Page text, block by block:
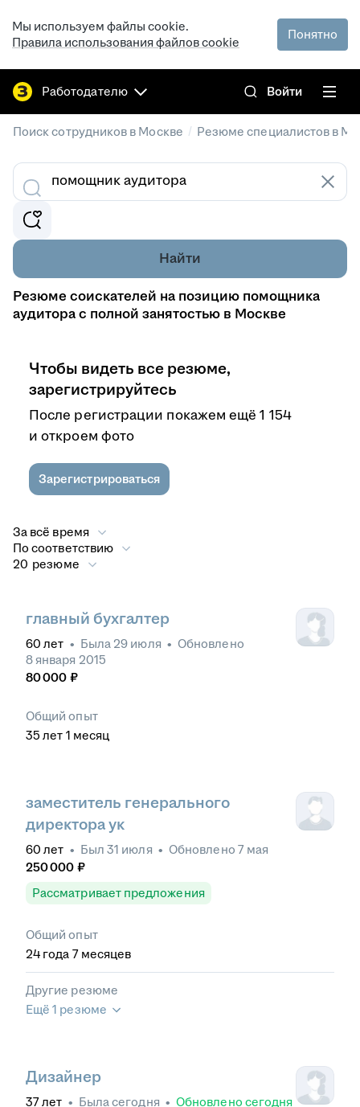
Мы используем файлы cookie.
Правила использования файлов cookie
Понятно
Работодателю Войти
Поиск сотрудников в Москве / Резюме специалистов в
Найти
Резюме соискателей на позицию помощника
аудитора с полной занятостью в Москве
Чтобы видеть все резюме,
зарегистрируйтесь
После регистрации покажем ещё 1 154
и откроем фото
Зарегистрироваться
За всё время
По соответствию
20 резюме
главный бухгалтер
60 лет • Была 29 июля • Обновлено
8 января 2015
80 000 ₽
Общий опыт
35 лет 1 месяц
заместитель генерального
директора ук
60 лет • Был 31 июля • Обновлено 7 мая
250 000 ₽
Рассматривает предложения
Общий опыт
24 года 7 месяцев
Другие резюме
Ещё 1 резюме
Дизайнер
37лет • Быласегодня • Обновлено сегодня